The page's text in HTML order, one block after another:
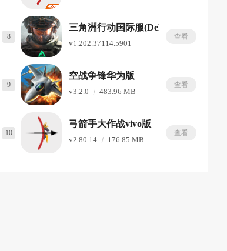
8 查看
三角洲行动国际服(Delta Force)
v1.202.37114.5901
9 查看
空战争锋华为版
v3.2.0 483.96 MB
10 查看
弓箭手大作战vivo版
v2.80.14 176.85 MB